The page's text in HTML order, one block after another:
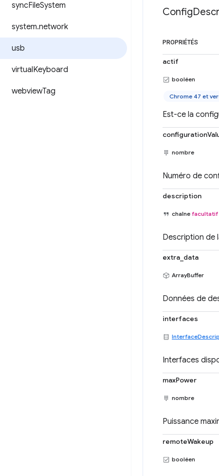
syncFileSystem
system.network
usb
virtualKeyboard
webviewTag
Config
PROPRIÉTÉS
actif
booléen
Chrome 47 et
Est-ce la
nombre
Numéro de
description
chaîne facultatif
Description de
extra_data
ArrayBuffer
Données de
interfaces
Interfaces
maxPower
nombre
Puissance
remoteWakeup
booléen